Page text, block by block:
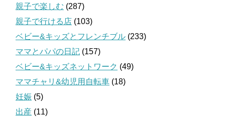
親子で楽しむ (287)
親子で行ける店 (103)
ベビー&キッズとフレンチブル (233)
ママとパパの日記 (157)
ベビー&キッズネットワーク (49)
ママチャリ&幼児用自転車 (18)
妊娠 (5)
出産 (11)